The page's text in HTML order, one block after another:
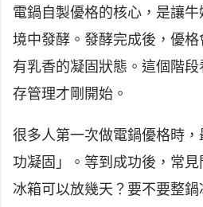
電鍋自製優格的核心，是讓
境中發酵。發酵完成後，優
有乳香的凝固狀態。這個階
存管理才剛開始。
很多人第一次做電鍋優格時
功凝固」。等到成功後，常
冰箱可以放幾天？要不要整